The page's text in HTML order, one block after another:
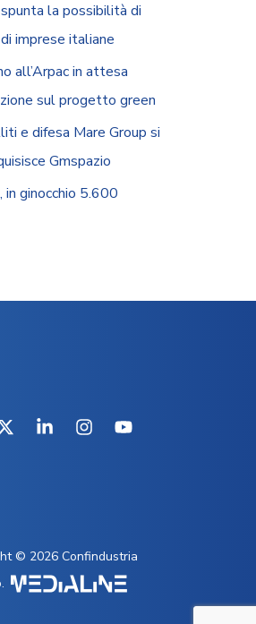
spunta la possibilità di
imprese italiane
all’Arpac in attesa
sul progetto green
e difesa Mare Group si
Gmspazio
in ginocchio 5.600
© 2026 Confindustria